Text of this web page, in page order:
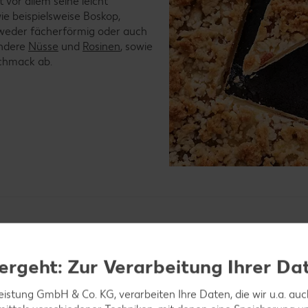
beispielsweise Boskop,
fächerförmig oder auch
Nüsse und Rosinen, sowie
ab.
her?
erwähnt, als er vom Apfelkuchen schrieb. Es wird daher
Zur Verarbeitung Ihrer
GmbH & Co. KG, verarbeiten Ihre Daten, die wir u.a.